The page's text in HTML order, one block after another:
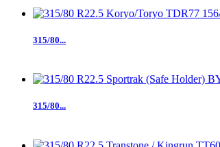
315/80...
315/80...